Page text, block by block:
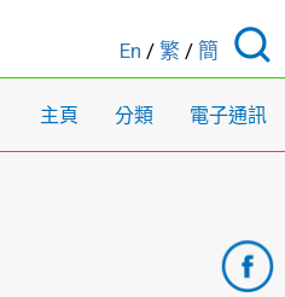
En / 繁 / 簡
主頁 分類 電子通訊